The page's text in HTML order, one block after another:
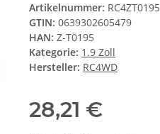
Artikelnummer: RC4ZT0195
GTIN: 0639302605479
HAN: Z-T0195
Kategorie: 1.9 Zoll
Hersteller: RC4WD
28,21 €